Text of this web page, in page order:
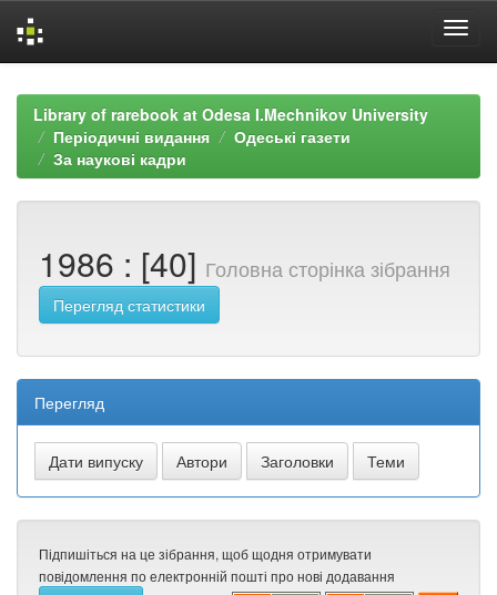
navigationLibrary of rarebook at Odesa I.Mechnikov University
Періодичні видання
Одеські газети
За наукові кадри
1986 : [40] Головна сторінка зібрання
Перегляд статистики
Перегляд
Підпишіться на це зібрання, щоб щодня отримувати
повідомлення по електронній пошті про нові додавання